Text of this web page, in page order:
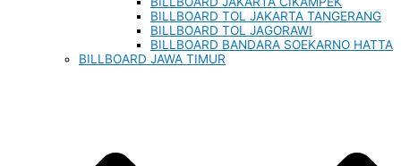
BILLBOARD TOL JAKARTA TANGERANG
BILLBOARD TOL JAGORAWI
BILLBOARD BANDARA SOEKARNO HATTA
BILLBOARD JAWA TIMUR